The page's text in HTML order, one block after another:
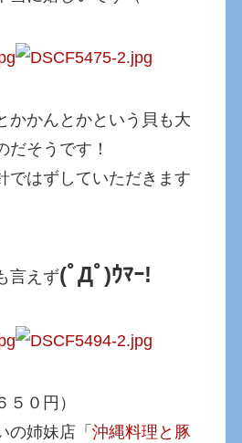
かかんとかという貝も大
だそうです！
ではずしていただきます
言えず(ﾟДﾟ)ｳﾏｰ!
５０円）
の姉妹店「沖縄料理と豚